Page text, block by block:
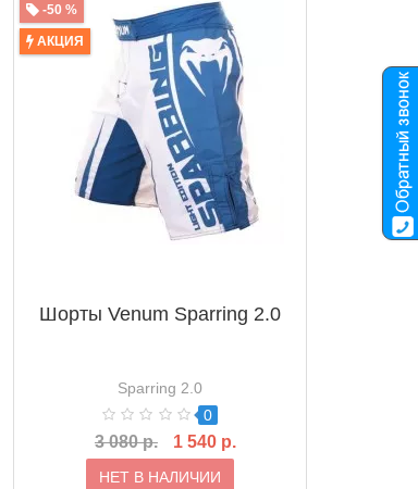
-50 %
АКЦИЯ
Шорты Venum Sparring 2.0
Sparring 2.0
0
3 080 р. 1 540 р.
НЕТ В НАЛИЧИИ